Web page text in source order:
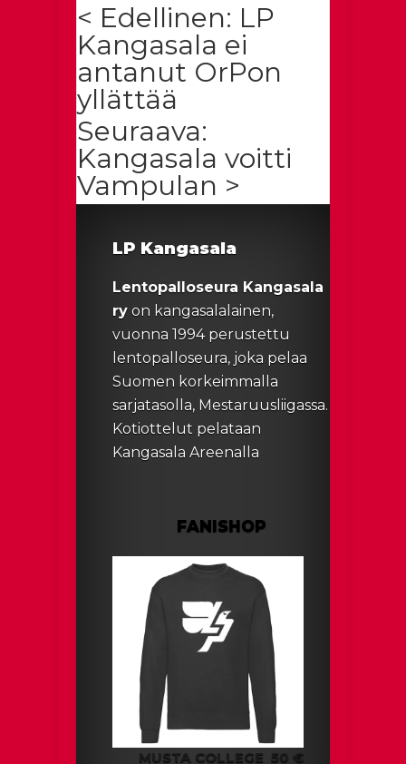
< Edellinen: LP
Kangasala ei
antanut OrPon
yllättää
Seuraava:
Kangasala voitti
Vampulan >
LP Kangasala
Lentopalloseura Kangasala
ry on kangasalalainen,
vuonna 1994 perustettu
lentopalloseura, joka pelaa
Suomen korkeimmalla
sarjatasolla, Mestaruusliigassa.
Kotiottelut pelataan
Kangasala Areenalla
FANISHOP
MUSTA COLLEGE 50 €